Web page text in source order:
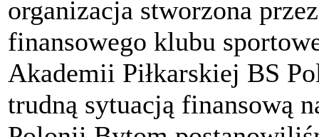
organizacja stworzona
finansowego klubu
Akademii Piłkarskiej BS
trudną sytuacją finansową